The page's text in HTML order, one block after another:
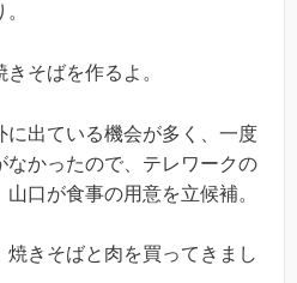
そばを作るよ。
に出ている機会が多く、一度
なかったので、テレワークの
口が食事の用意を立候補。
きそばと肉を買ってきまし